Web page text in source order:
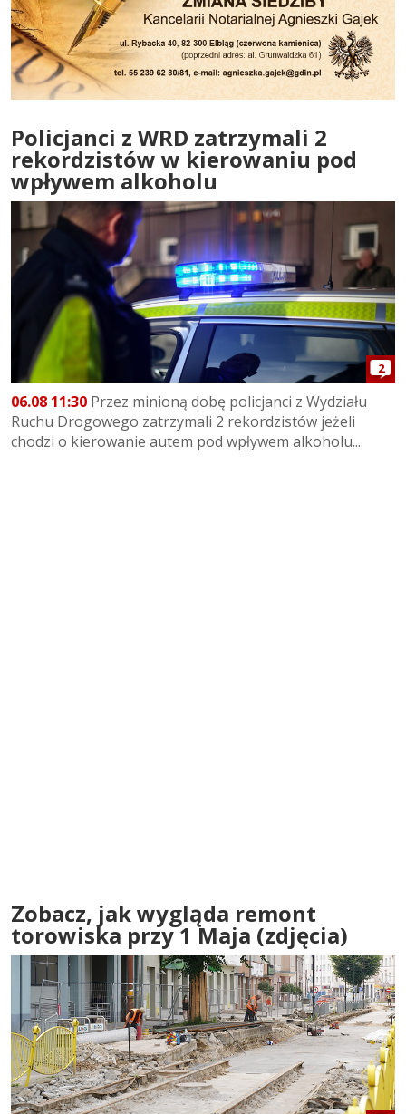
Policjanci z WRD zatrzymali 2
rekordzistów w kierowaniu pod
wpływem alkoholu
2
06.08 11:30 Przez minioną dobę policjanci z Wydziału
Ruchu Drogowego zatrzymali 2 rekordzistów jeżeli
chodzi o kierowanie autem pod wpływem alkoholu....
Zobacz, jak wygląda remont
torowiska przy 1 Maja (zdjęcia)